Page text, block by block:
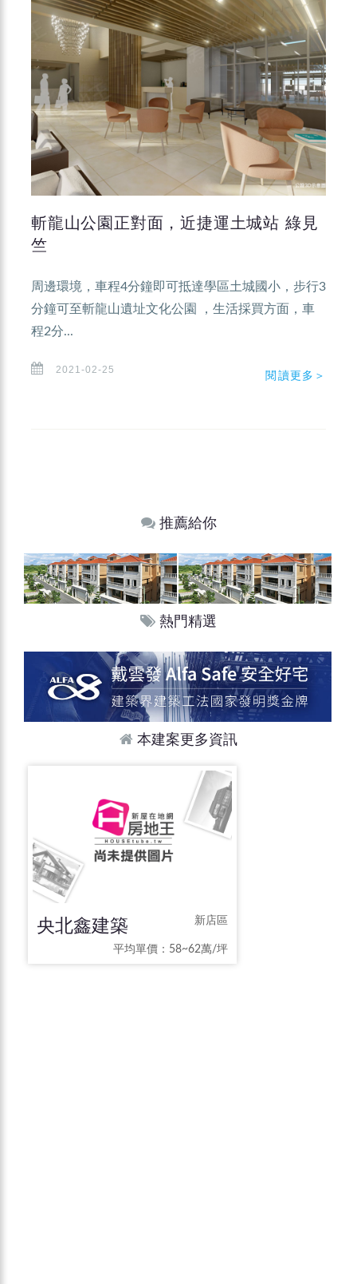
斬龍山公園正對面，近捷運土城站 綠見
竺
周邊環境，車程4分鐘即可抵達學區土城國小，步行3
分鐘可至斬龍山遺址文化公園 ，生活採買方面，車
程2分...
2021-02-25 閱讀更多＞
推薦給你
熱門精選
本建案更多資訊
央北鑫建築 新店區
平均單價：58~62萬/坪